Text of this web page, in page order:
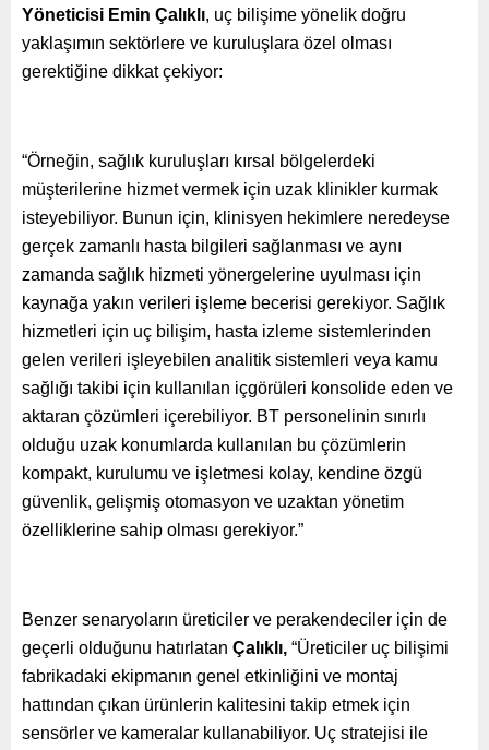
Yöneticisi Emin Çalıklı, uç bilişime yönelik doğru
yaklaşımın sektörlere ve kuruluşlara özel olması
gerektiğine dikkat çekiyor:
“Örneğin, sağlık kuruluşları kırsal bölgelerdeki
müşterilerine hizmet vermek için uzak klinikler kurmak
isteyebiliyor. Bunun için, klinisyen hekimlere neredeyse
gerçek zamanlı hasta bilgileri sağlanması ve aynı
zamanda sağlık hizmeti yönergelerine uyulması için
kaynağa yakın verileri işleme becerisi gerekiyor. Sağlık
hizmetleri için uç bilişim, hasta izleme sistemlerinden
gelen verileri işleyebilen analitik sistemleri veya kamu
sağlığı takibi için kullanılan içgörüleri konsolide eden ve
aktaran çözümleri içerebiliyor. BT personelinin sınırlı
olduğu uzak konumlarda kullanılan bu çözümlerin
kompakt, kurulumu ve işletmesi kolay, kendine özgü
güvenlik, gelişmiş otomasyon ve uzaktan yönetim
özelliklerine sahip olması gerekiyor.”
Benzer senaryoların üreticiler ve perakendeciler için de
geçerli olduğunu hatırlatan Çalıklı, “Üreticiler uç bilişimi
fabrikadaki ekipmanın genel etkinliğini ve montaj
hattından çıkan ürünlerin kalitesini takip etmek için
sensörler ve kameralar kullanabiliyor. Uç stratejisi ile